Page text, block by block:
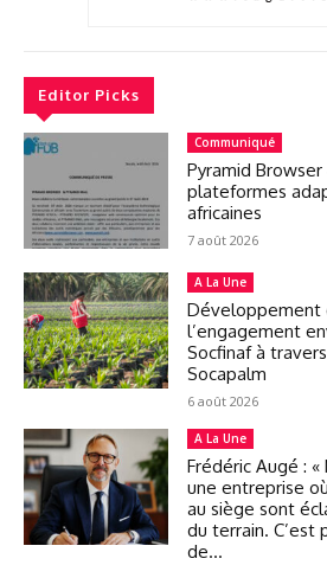
Editor Picks
Communiqué
Pyramid
plateformes
africaines
7 août 2026
A La Une
Développement
l’engagement
Socfinaf à
Socapalm
6 août 2026
A La Une
Frédéric Augé :
une entreprise
au siège sont
du terrain. C’est
de...